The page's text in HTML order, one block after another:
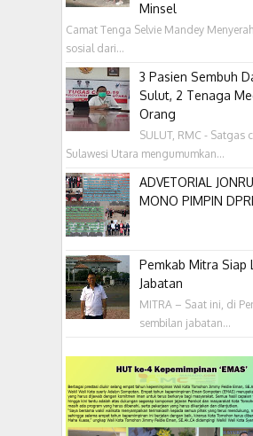
Minsel
Camat Tenga Selvie Mandey
sosial dari...
3 Pasien Sembuh
Sulut, 2 Tenaga
Orang
SULUT, RMC - Satgas
Sulawesi Utara mengumumkan...
ADVETORIAL
MONO PIMPIN
Pemkab Mitra Siap
Jabatan
MITRA – Saat ini, di
sembilan jabatan...